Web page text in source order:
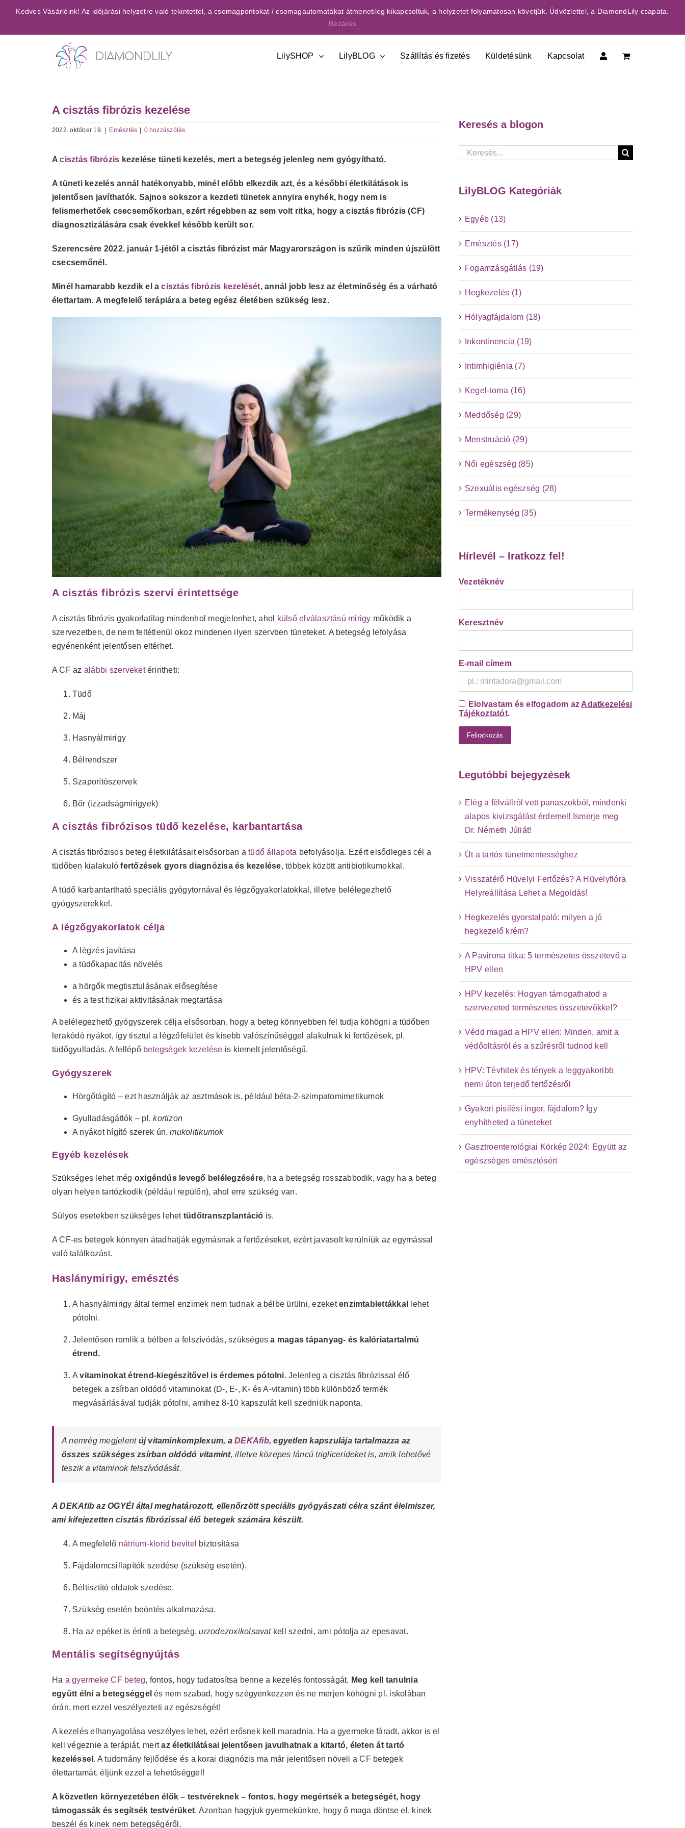
Kedves Vásárlóink! Az időjárási helyzetre való tekintettel, a csomagpontokat / csomagautomatákat átmenetileg kikapcsoltuk, a helyzetet folyamatosan követjük. Üdvözlettel, a DiamondLily csapata.
Bezárás
LilySHOP LilyBLOG Szállítás és fizetés Küldetésünk Kapcsolat
A cisztás fibrózis kezelése
2022. október 19. Emésztés 0 hozzászólás
Acisztás fibrózis kezelése tüneti kezelés, mert a betegség jelenleg nem gyógyítható.
A tüneti kezelés annál hatékonyabb, minél előbb elkezdik azt, és akésőbbiéletkilátások is
jelentősen javíthatók. Sajnos sokszor a kezdeti tünetek annyira enyhék, hogy nem is
felismerhetőek csecsemőkorban, ezért régebben az sem volt ritka, hogy a cisztás fibrózis (CF)
diagnosztizálására csak évekkel később került sor.
Szerencsére 2022. január 1-jétől a cisztás fibrózist már Magyarországon is szűrik minden újszülött
csecsemőnél.
Minél hamarabb kezdik el acisztás fibrózis kezelését, annál jobb lesz az életminőség és a várható
élettartam. A megfelelő terápiára a beteg egész életében szükség lesz.
A cisztás fibrózis szervi érintettsége
A cisztás fibrózis gyakorlatilag mindenhol megjelenhet, ahol külső elválasztású mirigy működik a
szervezetben, de nem feltétlenül okoz mindenen ilyen szervben tüneteket. A betegség lefolyása
egyénenként jelentősen eltérhet.
A CF az alábbi szerveketérintheti:
Tüdő
Máj
Hasnyálmirigy
Bélrendszer
Szaporítószervek
Bőr (izzadságmirigyek)
A cisztás fibrózisos tüdő kezelése, karbantartása
A cisztás fibrózisos beteg életkilátásait elsősorban atüdő állapota befolyásolja. Ezért elsődleges cél a
tüdőben kialakulófertőzések gyors diagnózisa és kezelése, többek között antibiotikumokkal.
A tüdő karbantartható speciális gyógytornával és légzőgyakorlatokkal, illetve belélegezhető
gyógyszerekkel.
A légzőgyakorlatok célja
A légzés javítása
a tüdőkapacitás növelés
a hörgők megtisztulásának elősegítése
és a test fizikai aktivitásának megtartása
A belélegezhető gyógyszerek célja elsősorban, hogy a beteg könnyebben fel tudja köhögni a tüdőben
lerakódó nyákot, így tisztul a légzőfelület és kisebb valószínűséggel alakulnak ki fertőzések, pl.
tüdőgyulladás. A fellépő betegségek kezelése is kiemelt jelentőségű.
Gyógyszerek
Hörgőtágító – ezt használják az asztmások is, például béta-2-szimpatomimetikumok
Gyulladásgátlók – pl.kortizon
A nyákot hígító szerek ún.mukolitikumok
Egyéb kezelések
Szükséges lehet még oxigéndús levegő belélegzésére, ha a betegség rosszabbodik, vagy ha a beteg
olyan helyen tartózkodik (például repülőn), ahol erre szükség van.
Súlyos esetekben szükséges lehet tüdőtranszplantáció is.
A CF-es betegek könnyen átadhatják egymásnak a fertőzéseket, ezért javasolt kerülniük az egymással
való találkozást.
Haslánymirigy, emésztés
A hasnyálmirigy által termel enzimek nem tudnak a bélbe ürülni, ezeketenzimtablettákkal
lehet
pótolni.
Jelentősen romlik a bélben a felszívódás, szükséges a magas tápanyag- és kalóriatartalmú
étrend.
Avitaminokat étrend-kiegészítővel is érdemes pótolni. Jelenleg a cisztás fibrózissal élő
betegek a zsírban oldódó vitaminokat (D-, E-, K- és A-vitamin) több különböző termék
megvásárlásával tudják pótolni, amihez 8-10 kapszulát kell szedniük naponta.
A nemrég megjelent új vitaminkomplexum, aDEKAfib, egyetlen kapszulája tartalmazza az
összes szükséges zsírban oldódó vitamint, illetve közepes láncú triglicerideket is, amik lehetővé
teszik a vitaminok felszívódását.
A DEKAfib az OGYÉI által meghatározott, ellenőrzött speciális gyógyászati célra szánt élelmiszer,
ami kifejezetten cisztás fibrózissalélő betegek számára készült.
A megfelelő nátrium-klorid bevitel biztosítása
Fájdalomcsillapítók szedése (szükség esetén).
Béltisztító oldatok szedése.
Szükség esetén beöntés alkalmazása.
Ha az epéket is érinti a betegség,urzodezoxikolsavatkell szedni, ami pótolja az epesavat.
Mentális segítségnyújtás
Ha a gyermeke CF beteg, fontos, hogy tudatosítsa benne a kezelés fontosságát. Meg kell tanulnia
együtt élni a betegséggelés nem szabad, hogy szégyenkezzen és ne merjen köhögni pl. iskolában
órán, mert ezzel veszélyezteti az egészségét!
A kezelés elhanyagolása veszélyes lehet, ezért erősnek kell maradnia. Ha a gyermeke fáradt, akkor is el
kell végeznie a terápiát, mertaz életkilátásai jelentősen javulhatnak a kitartó, életen át tartó
kezeléssel . A tudomány fejlődése és a korai diagnózis ma már jelentősen növeli a CF betegek
élettartamát, éljünk ezzel a lehetőséggel!
A közvetlen környezetében élők – testvéreknek – fontos, hogy megértsék a betegségét, hogy
támogassák és segítsék testvérüket. Azonban hagyjuk gyermekünkre, hogy ő maga döntse el, kinek
beszél és kinek nem betegségéről.
Keresés a blogon
Keresés...
LilyBLOG Kategóriák
Egyéb (13)
Emésztés (17)
Fogamzásgátlás (19)
Hegkezelés (1)
Hólyagfájdalom (18)
Inkontinencia (19)
Intimhigiénia (7)
Kegel-torna (16)
Meddőség (29)
Menstruáció (29)
Női egészség (85)
Szexuális egészség (28)
Termékenység (35)
Hírlevél – Iratkozz fel!
Vezetéknév
Keresztnév
E-mail címem
Elolvastam és elfogadom az Adatkezelési
Tájékoztatót.
Legutóbbi bejegyzések
Elég a félvállról vett panaszokból, mindenki
alapos kivizsgálást érdemel! Ismerje meg
Dr. Németh Júliát!
Út a tartós tünetmentességhez
Visszatérő Hüvelyi Fertőzés? A Hüvelyflóra
Helyreállítása Lehet a Megoldás!
Hegkezelés gyorstalpaló: milyen a jó
hegkezelő krém?
A Pavirona titka: 5 természetes összetevő a
HPV ellen
HPV kezelés: Hogyan támogathatod a
szervezeted természetes összetevőkkel?
Védd magad a HPV ellen: Minden, amit a
védőoltásról és a szűrésről tudnod kell
HPV: Tévhitek és tények a leggyakoribb
nemi úton terjedő fertőzésről
Gyakori pisilési inger, fájdalom? Így
enyhítheted a tüneteket
Gasztroenterológiai Körkép 2024: Együtt az
egészséges emésztésért